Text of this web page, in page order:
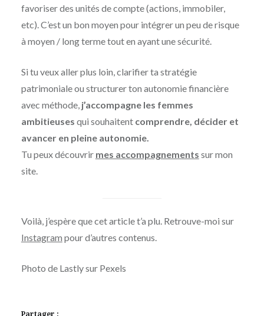
favoriser des unités de compte (actions, immobiler,
etc). C’est un bon moyen pour intégrer un peu de risque
à moyen / long terme tout en ayant une sécurité.
Si tu veux aller plus loin, clarifier ta stratégie
patrimoniale ou structurer ton autonomie financière
avec méthode, j’accompagne les femmes
ambitieuses qui souhaitent comprendre, décider et
avancer en pleine autonomie.
Tu peux découvrir mes accompagnements sur mon
site.
Voilà, j’espère que cet article t’a plu. Retrouve-moi sur
Instagram pour d’autres contenus.
Photo de Lastly sur Pexels